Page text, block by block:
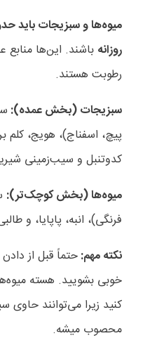
میوه‌ها و سبزیجات باید
روزانه باشند. این‌ها منابع
رطوبت هستند.
سبزیجات (بخش عمده):
پیچ، اسفناج)، هویج، کلم
کدوتنبل و سیب‌زمینی
میوه‌ها (بخش کوچک‌تر):
فرنگی)، انبه، پاپایا، و
نکته مهم:حتماً قبل از
خوبی بشویید. هسته
کنید زیرا می‌توانند حاوی
محصوب میشه.